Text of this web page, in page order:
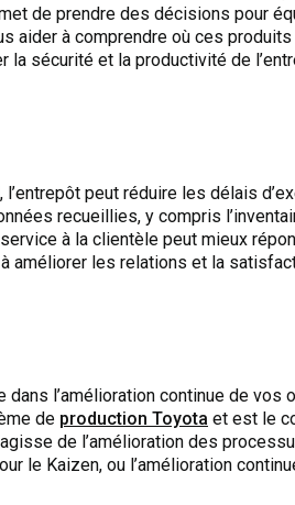
de prendre des décisions pour
aider à comprendre où ces
la sécurité et la productivité de
l’entrepôt peut réduire les délais
recueillies, y compris
à la clientèle peut mieux
améliorer les relations et la
dans l’amélioration continue de
de production Toyota et est le
de l’amélioration des
le Kaizen, ou l’amélioration